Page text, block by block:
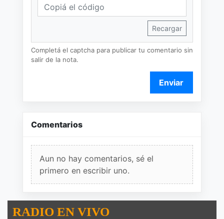
Recargar
Completá el captcha para publicar tu comentario sin
salir de la nota.
Enviar
Comentarios
Aun no hay comentarios, sé el
primero en escribir uno.
RADIO EN VIVO